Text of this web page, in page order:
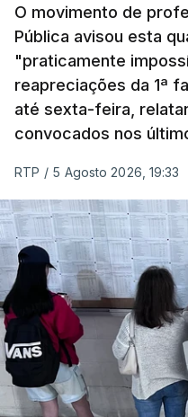
O movimento de
Pública avisou esta
"praticamente
reapreciações da 1ª
até sexta-feira,
convocados nos
RTP / 5 Agosto 2026, 19:33